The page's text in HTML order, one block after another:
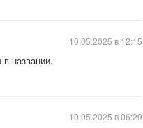
названии.
10.05.2025 в 12:15
10.05.2025 в 06:29